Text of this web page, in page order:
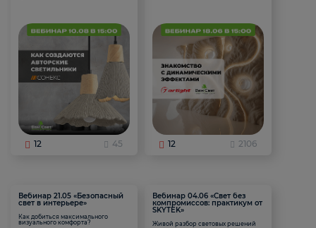
12 45 12 2106
Вебинар 21.05 «Безопасный
свет в интерьере»
Как добиться максимального
визуального комфорта?
Вебинар 04.06 «Свет без
компромиссов: практикум от
SKYTEK»
Живой разбор световых решений